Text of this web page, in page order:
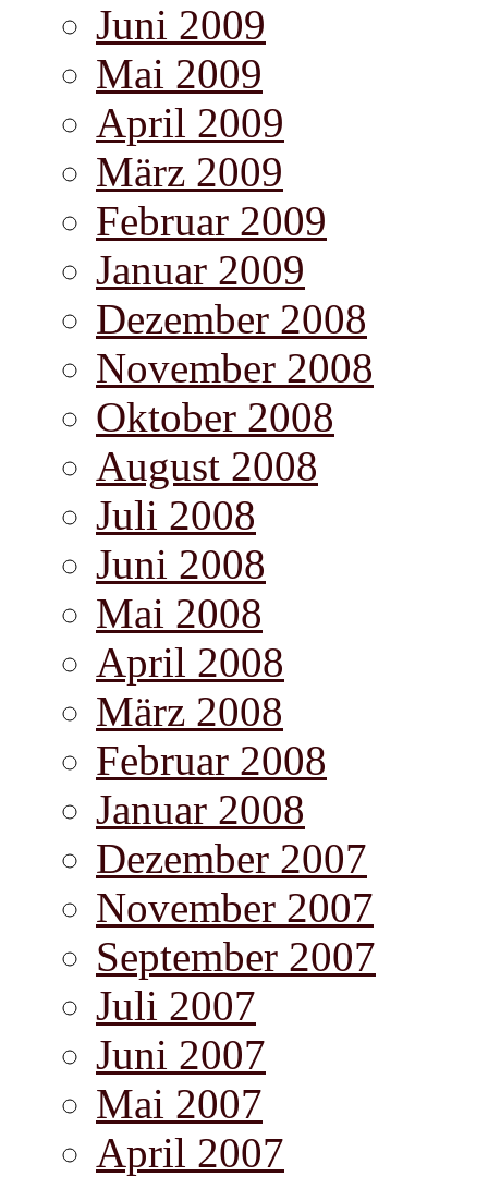
Juni 2009
Mai 2009
April 2009
März 2009
Februar 2009
Januar 2009
Dezember 2008
November 2008
Oktober 2008
August 2008
Juli 2008
Juni 2008
Mai 2008
April 2008
März 2008
Februar 2008
Januar 2008
Dezember 2007
November 2007
September 2007
Juli 2007
Juni 2007
Mai 2007
April 2007